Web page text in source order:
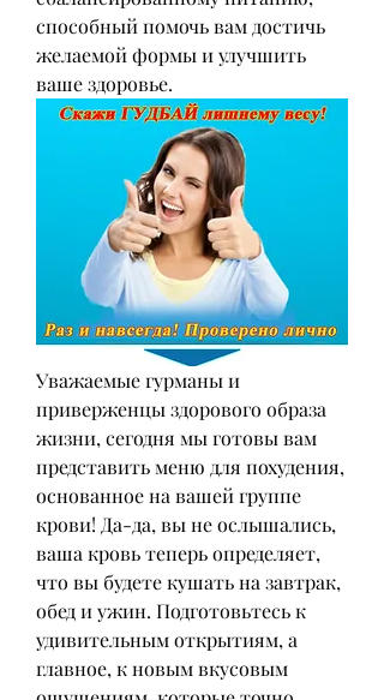
способный помочь вам достичь
желаемой формы и улучшить
ваше здоровье.
Уважаемые гурманы и
приверженцы здорового образа
жизни, сегодня мы готовы вам
представить меню для похудения,
основанное на вашей группе
крови! Да-да, вы не ослышались,
ваша кровь теперь определяет,
что вы будете кушать на завтрак,
обед и ужин. Подготовьтесь к
удивительным открытиям, а
главное, к новым вкусовым